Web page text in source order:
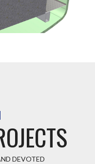
DEVOTED